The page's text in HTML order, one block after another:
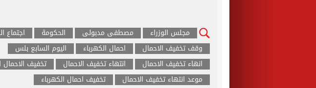
مجلس الوزراء مصطفى مدبولى الحكومة
اجتماع
وقف تخفيف الاحمال
احمال الكهرباء
اليوم السابع بلس
انهاء تخفيف الاحمال
انتهاء تخفيف الاحمال
تخفيف الاحمال
موعد انتهاء تخفيف الاحمال
تخفيف احمال الكهرباء